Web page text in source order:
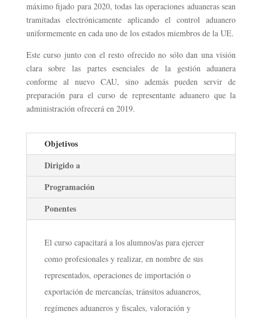
máximo fijado para 2020, todas las operaciones aduaneras sean
tramitadas electrónicamente aplicando el control aduanero
uniformemente en cada uno de los estados miembros de la UE.
Este curso junto con el resto ofrecido no sólo dan una visión
clara sobre las partes esenciales de la gestión aduanera
conforme al nuevo CAU, sino además pueden servir de
preparación para el curso de representante aduanero que la
administración ofrecerá en 2019.
Objetivos
Dirigido a
Programación
Ponentes
El curso capacitará a los alumnos/as para ejercer
como profesionales y realizar, en nombre de sus
representados, operaciones de importación o
exportación de mercancías, tránsitos aduaneros,
regímenes aduaneros y fiscales, valoración y